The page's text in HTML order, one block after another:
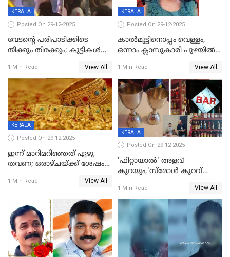
KERALA
Posted On 29-12-2025
വേടന്റെ പരിപാടിക്കിടെ
തിക്കും തിരക്കും; കുട്ടികള്‍
പരിക്ക്; പാളം മറികടന്ന
യുവാവ് ട്രെയിന്‍ തട്ടി മരിച്ചു
1 Min Read View All
KERALA
Posted On 29-12-2025
കാൽമുട്ടിനൊപ്പം വെള്ളം,
ഒന്നാം ക്ലാസുകാരി പുഴയിൽ
കുട്ടികൾക്കൊപ്പം
കളിക്കുന്നതിനിടെ
1 Min Read View All
KERALA
Posted On 29-12-2025
ഇന്ന് മാറിമറിഞ്ഞത് ഏഴു
തവണ; ഒരാഴ്ചയ്ക്ക് ശേഷം
1 Min Read View All
KERALA
Posted On 29-12-2025
'ഫിറ്റായാൽ' അളവ്
കുറയും,'സ്‌മോൾ കുറവ്
പിഴ
1 Min Read View All